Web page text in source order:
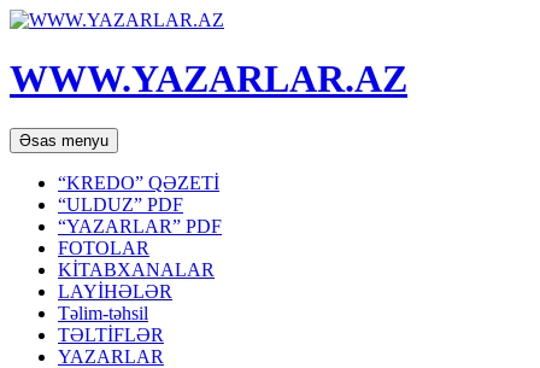
WWW.YAZARLAR.AZ
Axtar
Əsas menyu Mühtəviyyata
keç
“KREDO” QƏZETİ
“ULDUZ” PDF
“YAZARLAR” PDF
FOTOLAR
KİTABXANALAR
LAYİHƏLƏR
Təlim-təhsil
TƏLTİFLƏR
YAZARLAR